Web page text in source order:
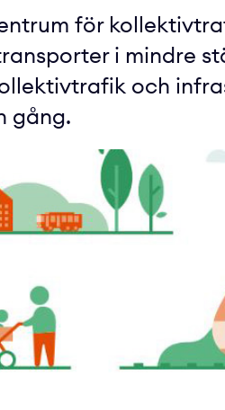
för
i mindre
och
gång.